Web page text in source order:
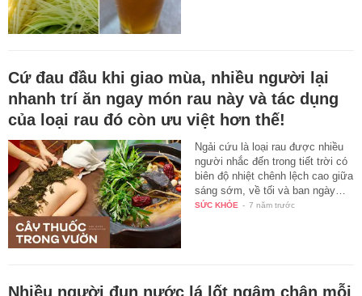
Cứ đau đầu khi giao mùa, nhiều người lại
nhanh trí ăn ngay món rau này và tác dụng
của loại rau đó còn ưu việt hơn thế!
Ngải cứu là loại rau được nhiều
người nhắc đến trong tiết trời có
biên độ nhiệt chênh lệch cao giữa
sáng sớm, về tối và ban ngày…
SỨC KHỎE - 7 năm trước
Nhiều người đun nước lá lốt ngâm chân mỗi